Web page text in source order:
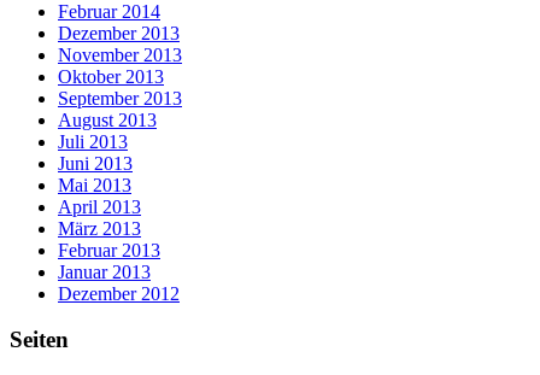
Februar 2014
Dezember 2013
November 2013
Oktober 2013
September 2013
August 2013
Juli 2013
Juni 2013
Mai 2013
April 2013
März 2013
Februar 2013
Januar 2013
Dezember 2012
Seiten